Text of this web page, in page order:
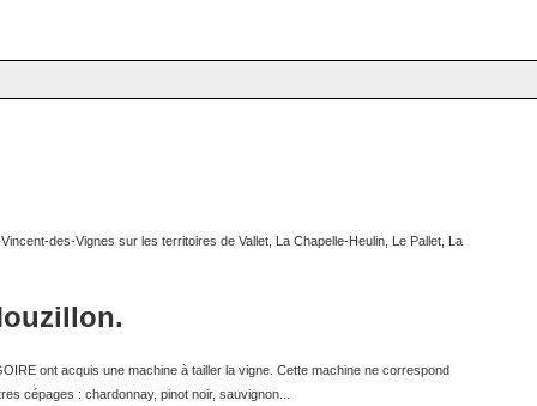
des-Vignes sur les territoires de Vallet, La Chapelle-Heulin, Le Pallet, La
ont acquis une machine à tailler la vigne. Cette machine ne correspond
cépages : chardonnay, pinot noir, sauvignon...